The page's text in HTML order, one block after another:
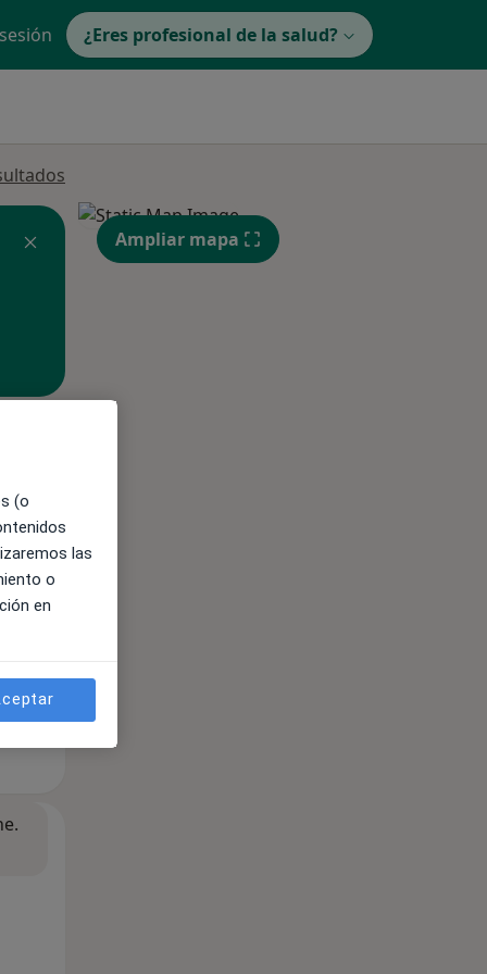
¿Eres profesional de la salud?
Ampliar mapa
(o
las
o
en